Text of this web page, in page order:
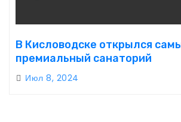
В Кисловодске открылся
премиальный санаторий
Июл 8, 2024